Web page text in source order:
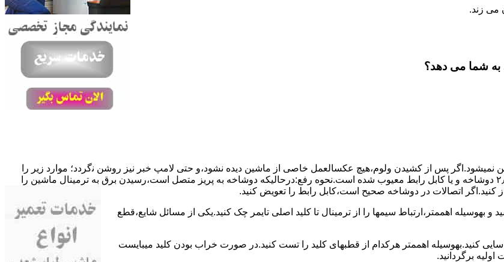
می زند.
به شما می دهد؟
نمیشود.اﮔﺮ ﭘﺲ از ﮐﺸﯿﺪن وﻟﻮم،ﻫﯿﭻ عکسالعمل ﺧﺎﺻﯽ از ﻣﺎﺷﯿﻦ دﯾﺪه نشود،و حتی ﻻﻣﭗ ﺧﺒﺮ ﻧﯿﺰ روﺷﻦ ﻧگردد؛ موارد زیر را
بعنوان ﻋﻠﻞ احتمالی بروز چنین مشکلی در نظر داشته باشید:۱٫ ﭘﺮﯾﺰ ﺑﺮق ﻧﺪارد.۲٫ دوﺷﺎﺧﻪ و ﯾﺎ ﮐﺎﺑﻞ راﺑﻂ ﻣﻌﯿﻮب ﺷﺪه است.نحوه رفع:درحالیکه دوﺷﺎﺧﻪ ﺑﻪ ﭘﺮﯾﺰ ﻣﺘﺼﻞ اﺳﺖ،رﺳﯿﺪن ﺑﺮق ﺑﻪ ﺗﺮﻣﯿﻨﺎل ﻣﺎﺷﯿﻦ را
کنید.اﮔﺮ اﺗﺼﺎﻻت در دوشاخه ﺻﺤﯿﺢ اﺳﺖ،ﮐﺎﺑﻞ راﺑﻂ را ﺗﻌﻮﯾﺾ کنید.
و بهوسیله اهممتر،ارﺗﺒﺎط سیمها را از ﺗﺮﻣﯿﻨﺎل ﺗﺎ ﮐﻠﯿﺪ اﺻﻠﯽ ﺗﺎﯾﻤﺮ چک کنید.یکی از مسائل شایع،ﻗﻄﻊ
کنید.بهوسیله اهممتر هرکدام از قطبهای ﮐﻠﯿﺪ را ﺗﺴﺖ ﮐﻨﯿﺪ.در ﺻﻮرت ﺧﺮاب ﺑﻮدن ﮐﻠﯿﺪ میبایست
برگردانید.